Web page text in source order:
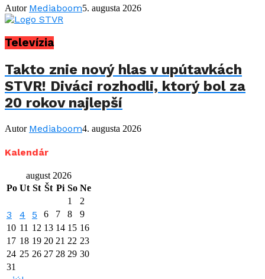
Autor Mediaboom5. augusta 2026
Televízia
Takto znie nový hlas v upútavkách
STVR! Diváci rozhodli, ktorý bol za
20 rokov najlepší
Autor Mediaboom4. augusta 2026
Kalendár
august 2026
Po Ut St Št Pi So Ne
1
2
3 4 5 6 7 8
9
10 11 12 13 14 15 16
17 18 19 20 21 22 23
24 25 26 27 28 29 30
31